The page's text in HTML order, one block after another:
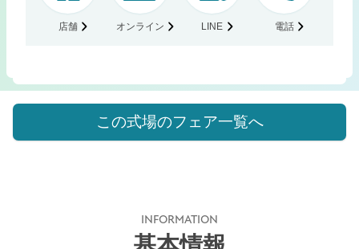
店舗 オンライン LINE 電話
この式場のフェア一覧へ
INFORMATION